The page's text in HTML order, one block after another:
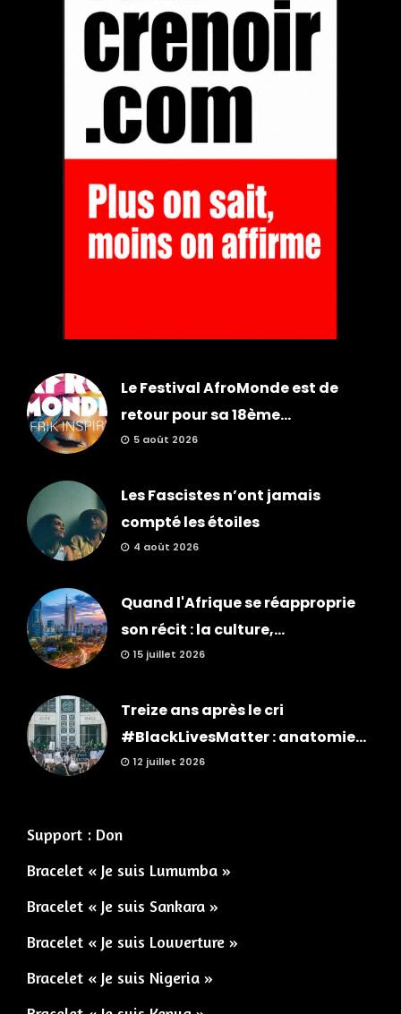
Le Festival AfroMonde est de
retour pour sa 18ème...
5 août 2026
Les Fascistes n’ont jamais
compté les étoiles
4 août 2026
Quand l'Afrique se réapproprie
son récit : la culture,...
15 juillet 2026
Treize ans après le cri
#BlackLivesMatter : anatomie...
12 juillet 2026
Support : Don
Bracelet « Je suis Lumumba »
Bracelet « Je suis Sankara »
Bracelet « Je suis Louverture »
Bracelet « Je suis Nigeria »